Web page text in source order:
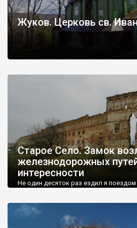
Жуков. Церковь св.
Старое Село. Замок
железнодорожных
интересности
Не один десяток раз ездил я